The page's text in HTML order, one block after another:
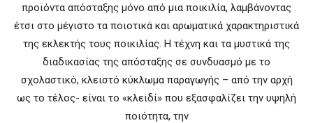
προϊόντα απόσταξης μόνο από μια ποικιλία, λαμβάνοντας
έτσι στο μέγιστο τα ποιοτικά και αρωματικά χαρακτηριστικά
της εκλεκτής τους ποικιλίας. Η τέχνη και τα μυστικά της
διαδικασίας της απόσταξης σε συνδυασμό με το
σχολαστικό, κλειστό κύκλωμα παραγωγής – από την αρχή
ως το τέλος- είναι το «κλειδί» που εξασφαλίζει την υψηλή
ποιότητα, την